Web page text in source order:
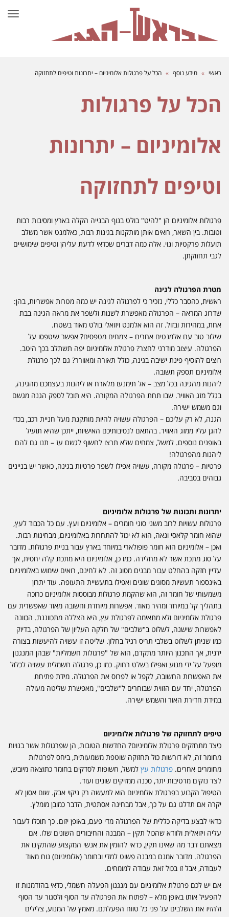
ראשי » מידע נוסף » הכל על פרגולות אלומיניום – יתרונות וטיפים לתחזוקה
הכל על פרגולות
אלומיניום – יתרונות
וטיפים לתחזוקה
פרגולות אלומיניום הן "להיט" בולט בנוף הבנייה הקלה בארץ ומסיבות רבות
וטובות. בין השאר, רואים אותן מותקנות בגינות רבות, כאלמנט אשר משלב
תועלות פרקטיות ונוי. אלה כמה דברים שכדאי לדעת עליהן וטיפים שימושיים
לגבי תחזוקתן.
מטרת הפרגולה לגינה
ראשית, כהסבר כללי, נזכיר כי לפרגולה לגינה יש כמה מטרות אפשריות, בהן:
שדרוג המראה – הפרגולה מאפשרת לשנות ולשפר את מראה הגינה בבת
אחת, במהירות ובזול. זה הוא אלמנט ויזואלי בולט מאוד בשטח.
שילוב טוב עם אלמנטים אחרים – צמחים מטפסים? אפשר שיטפסו על
הפרגולה. עיצוב מודרני לחצר? פרגולת אלומיניום יפה תשתלב בכך היטב.
רוצים להוסיף פינת ישיבה בגינה, כולל תאורה ומאוורר? גם לכך פרגולת
אלומיניום תספק תשובה.
ליהנות מהגינה בכל מצב – אל תימנעו מלארח או ליהנות בעצמכם מהגינה,
בגלל מזג האוויר. שבו תחת הפרגולה המקורה. היא תוכל לספק הגנה מגשם
וגם משמש ישירה.
הגנה, לא רק עליכם – הפרגולה עשויה להיות מותקנת מעל חניית רכב, בכדי
להגן עליו ממזג האוויר. בהתאם לנסיבותיכם האישיות, ייתכן שהיא תועיל
באופנים נוספים. למשל, צמחים שלא תרצו לחשוף לגשם עז – תנו גם להם
ליהנות מהפרגולה!
פרטיות – פרגולה מקורה, עשויה אפילו לשפר פרטיות בגינה, כאשר יש בניינים
גבוהים בסביבה.
יתרונות ותכונות של פרגולות אלומיניום
פרגולות עשויות לרוב משני סוגי חומרים – אלומיניום ועץ. עם כל הכבוד לעץ,
שהוא חומר קלאסי ונאה, הוא לא יכול להתחרות באלומיניום, מבחינות רבות.
ואכן – אלומיניום הוא חומר פופולארי במיוחד בארץ עבור בניית פרגולות. מדובר
על סוג מתכת אשר לא מחלידה. כמו כן, אלומיניום היא מתכת קלה יחסית, אך
עדיין חזקה בהחלט עבור מבנים מסוג זה. לא לחינם, רואים שימוש באלומיניום
באינספור תעשיות מסוגים שונים ואפילו בתעשיית התעופה. עוד יתרון
משמעותי של חומר זה, הוא שהקמת פרגולות מבוססות אלומיניום כרוכה
בתהליך קל במיוחד ומהיר מאוד. אפשרות מיוחדת וחשובה מאוד שאפשרית עם
פרגולת אלומיניום ולא מתאימה לפרגולת עץ, היא הצללה מתכווננת. הכוונה
לאפשרות שישנה, לשלוט ב"שלבים" של חלקה העליון של הפרגולה, בדיוק
כמו שניתן לשלוט בשלבי תריס רגיל בחלון. שליטה זו עשויה להיעשות בצורה
ידנית, אך התכנון היותר מתקדם, הוא של "פרגולות חשמליות" שבהן המנגנון
מופעל על ידי מנוע ואפילו בשלט רחוק. כמו כן, פרגולה חשמלית עשויה לכלול
את האפשרות החשובה, לקפל או לפרוס את הפרגולה. מידת פתיחת
הפרגולה, יחד עם הזווית שבוחרים ל"שלבים", מאפשרת שליטה מעולה
במידת חדירת האור והשמש ישירה.
טיפים לתחזוקה של פרגולות אלומיניום
כיצד מתחזקים פרגולת אלומיניום? החדשות הטובות, הן שפרגולות אשר בנויות
מחומר זה, לא דורשות כול תחזוקה שוטפת משמעותית, ביחס לפרגולות
מחומרים אחרים. פרגולות עץ למשל, חשופות לסדקים בחומר כתוצאה מיובש,
לצד נזקים מרטיבות יתר, סכנה ממזיקים שונים ועוד.
הטיפול הקבוע בפרגולת אלומיניום הוא למעשה רק ניקוי אבק. שום אסון לא
יקרה אם תדלגו גם על כך, אבל מבחינה אסתטית, הדבר כמובן מומלץ.
כדאי לבצע בדיקה כללית של הפרגולה מדי פעם, באופן יזום. כך תוכלו לעבור
עליה ויזואלית ולוודא שהכול תקין – המבנה והחיבורים השונים שלו. אם
מצאתם דבר מה שאינו תקין, כדאי להזמין את אנשי המקצוע שהתקינו את
הפרגולה. מדובר אמנם במבנה פשוט למדי ובחומר (אלומיניום) נוח מאוד
לעבודה, אבל זו בכול זאת עבודה למומחים.
אם יש לכם פרגולת אלומיניום עם מנגנון הפעלה חשמלי, כדאי בהזדמנות זו
להפעיל אותו באופן מלא – לפתוח את הפרגולה עד הסוף ולסגור עד הסוף
ולהזיז את השלבים על פני כל טווח הפעלתם. מאמץ של המנוע, צלילים